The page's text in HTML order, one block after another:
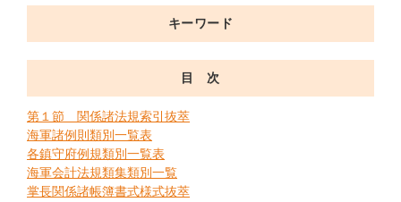
キーワード
目 次
第１節 関係諸法規索引抜萃
海軍諸例則類別一覧表
各鎮守府例規類別一覧表
海軍会計法規類集類別一覧
掌長関係諸帳簿書式様式抜萃